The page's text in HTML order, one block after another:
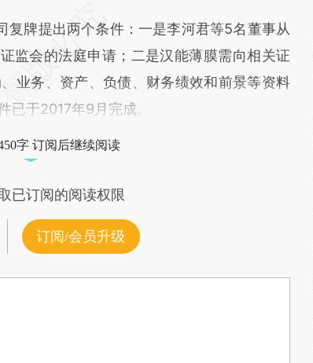
牌提出两个条件：一是李河君等5名董事从
监会的法庭申请；二是汉能薄膜需向相关证
业务、资产、负债、财务绩效和前景等资料
已于2017年9月完成。
字 订阅后继续阅读
已订阅的阅读权限
订阅/会员升级